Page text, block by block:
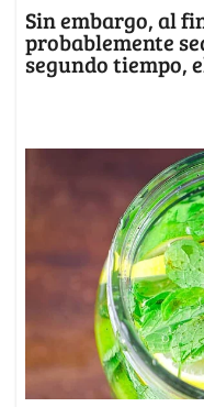
Sin embargo, al
probablemente
segundo tiempo,